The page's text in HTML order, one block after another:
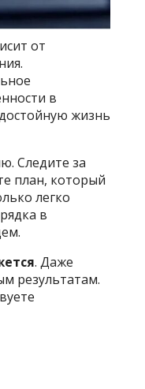
от
в
жизнь
Следите за
план, который
легко
в
. Даже
результатам.